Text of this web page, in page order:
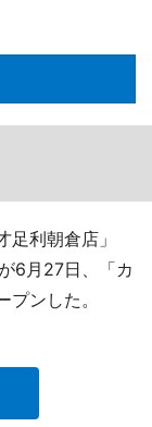
利朝倉店」
6月27日、「カ
ンした。